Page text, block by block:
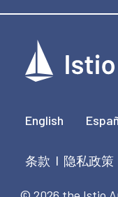
English
条款 | 隐私政策